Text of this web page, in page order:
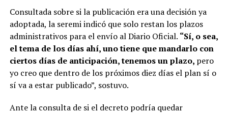
Consultada sobre si la publicación era una decisión ya
adoptada, la seremi indicó que solo restan los plazos
administrativos para el envío al Diario Oficial. “Sí, o sea,
el tema de los días ahí, uno tiene que mandarlo con
ciertos días de anticipación, tenemos un plazo, pero
yo creo que dentro de los próximos diez días el plan sí o
sí va a estar publicado”, sostuvo.
Ante la consulta de si el decreto podría quedar